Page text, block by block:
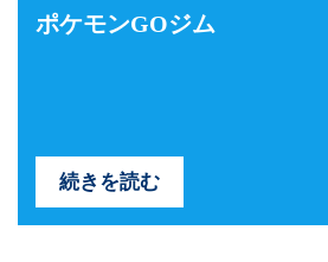
ポケモンGOジム
続きを読む